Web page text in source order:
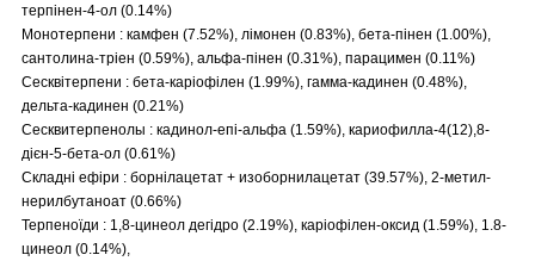
терпінен-4-ол (0.14%)
Монотерпени : камфен (7.52%), лімонен (0.83%), бета-пінен (1.00%),
сантолина-тріен (0.59%), альфа-пінен (0.31%), парацимен (0.11%)
Сесквітерпени : бета-каріофілен (1.99%), гамма-кадинен (0.48%),
дельта-кадинен (0.21%)
Сесквитерпенолы : кадинол-епі-альфа (1.59%), кариофилла-4(12),8-
дієн-5-бета-ол (0.61%)
Складні ефіри : борнілацетат + изоборнилацетат (39.57%), 2-метил-
нерилбутаноат (0.66%)
Терпеноїди : 1,8-цинеол дегідро (2.19%), каріофілен-оксид (1.59%), 1.8-
цинеол (0.14%),